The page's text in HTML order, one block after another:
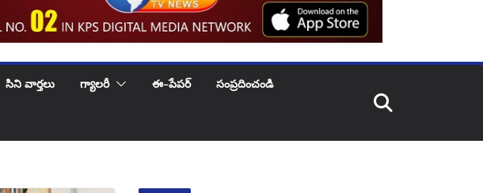
సిని వార్తలు గ్యాలరీ ఈ–పేపర్ సంప్రదించండి